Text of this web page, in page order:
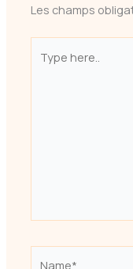
Les champs
here..